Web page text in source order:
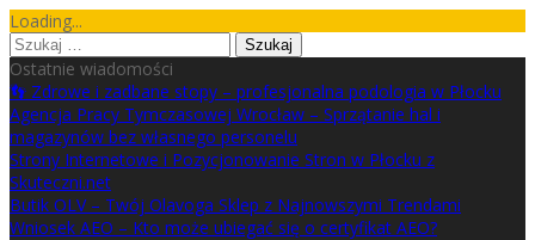
Skip
to
content
Loading...
Szukaj:
Ostatnie wiadomości
👣 Zdrowe i zadbane stopy – profesjonalna podologia w Płocku
Agencja Pracy Tymczasowej Wrocław – Sprzątanie hal i
magazynów bez własnego personelu
Strony Internetowe i Pozycjonowanie Stron w Płocku z
Skuteczni.net
Butik OLV – Twój Olavoga Sklep z Najnowszymi Trendami
Wniosek AEO – Kto może ubiegać się o certyfikat AEO?